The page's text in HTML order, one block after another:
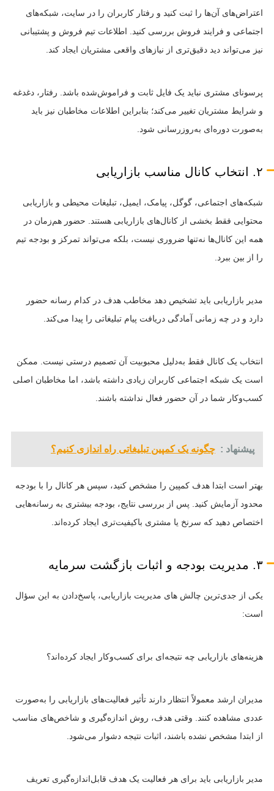
اعتراض‌های آن‌ها را ثبت کنید و رفتار کاربران را در سایت، شبکه‌های
اجتماعی و فرایند فروش بررسی کنید. اطلاعات تیم فروش و پشتیبانی
نیز می‌تواند دید دقیق‌تری از نیازهای واقعی مشتریان ایجاد کند.
پرسونای مشتری نباید یک فایل ثابت و فراموش‌شده باشد. رفتار، دغدغه
و شرایط مشتریان تغییر می‌کند؛ بنابراین اطلاعات مخاطبان نیز باید
به‌صورت دوره‌ای به‌روزرسانی شود.
۲. انتخاب کانال مناسب بازاریابی
شبکه‌های اجتماعی، گوگل، پیامک، ایمیل، تبلیغات محیطی و بازاریابی
محتوایی فقط بخشی از کانال‌های بازاریابی هستند. حضور هم‌زمان در
همه این کانال‌ها نه‌تنها ضروری نیست، بلکه می‌تواند تمرکز و بودجه تیم
را از بین ببرد.
مدیر بازاریابی باید تشخیص دهد مخاطب هدف در کدام رسانه حضور
دارد و در چه زمانی آمادگی دریافت پیام تبلیغاتی را پیدا می‌کند.
انتخاب یک کانال فقط به‌دلیل محبوبیت آن تصمیم درستی نیست. ممکن
است یک شبکه اجتماعی کاربران زیادی داشته باشد، اما مخاطبان اصلی
کسب‌وکار شما در آن حضور فعال نداشته باشند.
پیشنهاد : چگونه یک کمپین تبلیغاتی راه اندازی کنیم؟
بهتر است ابتدا هدف کمپین را مشخص کنید، سپس هر کانال را با بودجه
محدود آزمایش کنید. پس از بررسی نتایج، بودجه بیشتری به رسانه‌هایی
اختصاص دهید که سرنخ یا مشتری باکیفیت‌تری ایجاد کرده‌اند.
۳. مدیریت بودجه و اثبات بازگشت سرمایه
یکی از جدی‌ترین چالش های مدیریت بازاریابی، پاسخ‌دادن به این سؤال
است:
هزینه‌های بازاریابی چه نتیجه‌ای برای کسب‌وکار ایجاد کرده‌اند؟
مدیران ارشد معمولاً انتظار دارند تأثیر فعالیت‌های بازاریابی را به‌صورت
عددی مشاهده کنند. وقتی هدف، روش اندازه‌گیری و شاخص‌های مناسب
از ابتدا مشخص نشده باشند، اثبات نتیجه دشوار می‌شود.
مدیر بازاریابی باید برای هر فعالیت یک هدف قابل‌اندازه‌گیری تعریف